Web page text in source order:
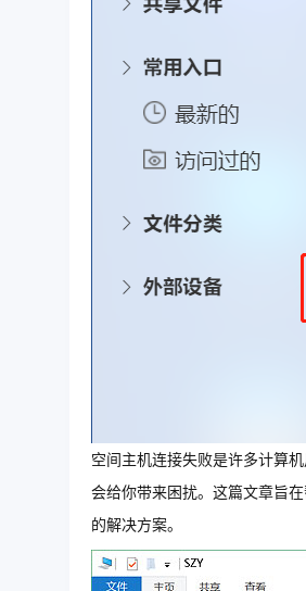
空间主机连接失败是许多计算
会给你带来困扰。这篇文章旨
的解决方案。